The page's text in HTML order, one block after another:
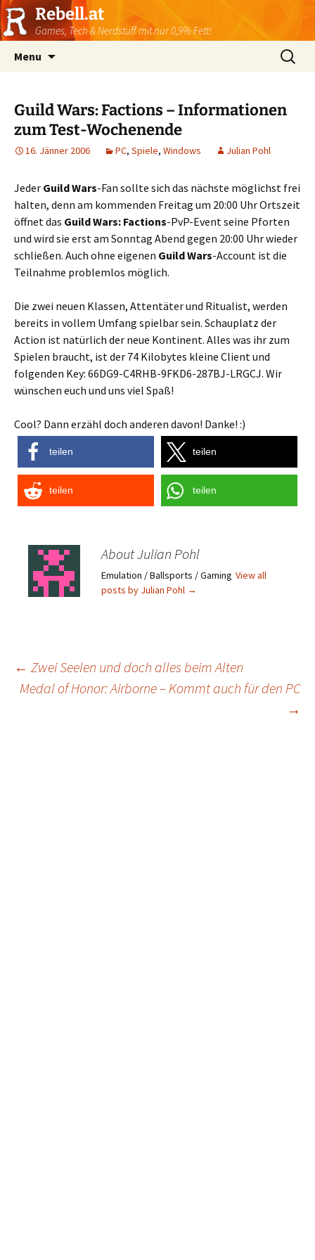
Rebell.at
Games, Tech & Nerdstuff mit nur 0,9% Fett!
Menu
Suchen
nach:
Guild Wars: Factions – Informationen
zum Test-Wochenende
16. Jänner 2006 PC, Spiele, Windows Julian Pohl
Jeder Guild Wars-Fan sollte sich das nächste möglichst frei
halten, denn am kommenden Freitag um 20:00 Uhr Ortszeit
öffnet das Guild Wars: Factions-PvP-Event seine Pforten
und wird sie erst am Sonntag Abend gegen 20:00 Uhr wieder
schließen. Auch ohne eigenen Guild Wars-Account ist die
Teilnahme problemlos möglich.
Die zwei neuen Klassen, Attentäter und Ritualist, werden
bereits in vollem Umfang spielbar sein. Schauplatz der
Action ist natürlich der neue Kontinent. Alles was ihr zum
Spielen braucht, ist der 74 Kilobytes kleine Client und
folgenden Key: 66DG9-C4RHB-9FKD6-287BJ-LRGCJ. Wir
wünschen euch und uns viel Spaß!
Cool? Dann erzähl doch anderen davon! Danke! :)
teilen teilen
teilen teilen
About Julian Pohl
Emulation / Ballsports / Gaming View all
posts by Julian Pohl →
Post
← Zwei Seelen und doch alles beim Alten
Medal of Honor: Airborne – Kommt auch für den PC
→